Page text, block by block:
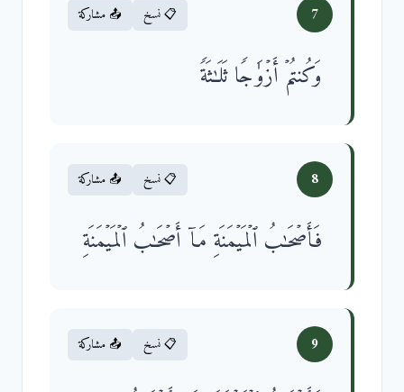
7 📋 نسخ 📤 مشاركة
وَكُنتُمۡ أَزۡوَ ٰ⁠جࣰا ثَلَـٰثَةࣰ
8 📋 نسخ 📤 مشاركة
فَأَصۡحَـٰبُ ٱلۡمَیۡمَنَةِ مَاۤ أَصۡحَـٰبُ ٱلۡمَیۡمَنَةِ
9 📋 نسخ 📤 مشاركة